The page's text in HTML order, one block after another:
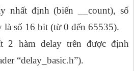
nhất định (biến __count), số
số 16 bit (từ 0 đến 65535).
2 hàm delay trên được định
“delay_basic.h”).